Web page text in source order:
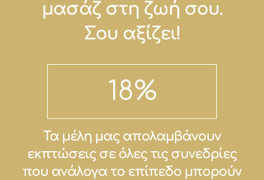
μασάζ στη ζωή σου.
Σου αξίζει!
18%
Τα μέλη μας απολαμβάνουν
εκπτώσεις σε όλες τις συνεδρίες
που ανάλογα το επίπεδο μπορούν